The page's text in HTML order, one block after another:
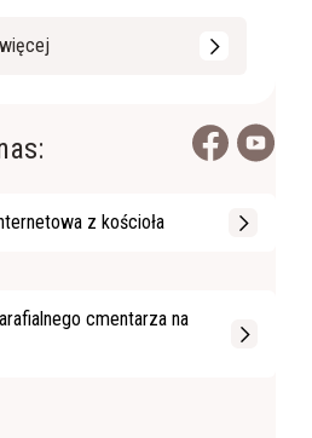
z kościoła
cmentarza na